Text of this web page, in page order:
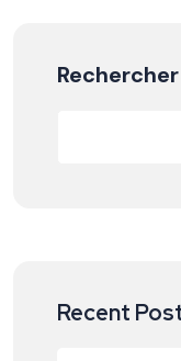
Rechercher
Recent